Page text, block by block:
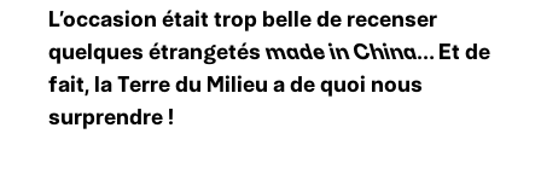
L’occasion était trop belle de recenser
quelques étrangetésmade in China… Et de
fait, la Terre du Milieu a de quoi nous
surprendre !